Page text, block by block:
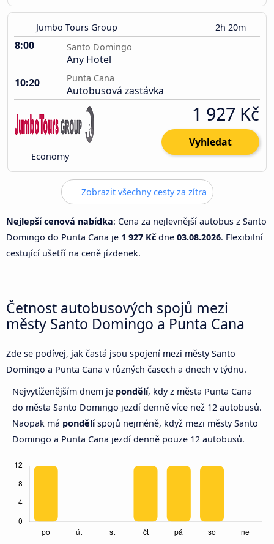
Jumbo Tours Group 2h 20m
8:00 Santo Domingo
Any Hotel
10:20
Punta Cana
Autobusová zastávka
Economy
1 927 Kč
Vyhledat
Zobrazit všechny cesty za zítra
Nejlepší cenová nabídka: Cena za nejlevnější autobus z Santo
Domingo do Punta Cana je 1 927 Kč dne 03.08.2026. Flexibilní
cestující ušetří na ceně jízdenek.
Četnost autobusových spojů mezi
městy Santo Domingo a Punta Cana
Zde se podívej, jak častá jsou spojení mezi městy Santo
Domingo a Punta Cana v různých časech a dnech v týdnu.
Nejvytíženějším dnem je pondělí, kdy z města Punta Cana
do města Santo Domingo jezdí denně více než 12 autobusů.
Naopak má pondělíspojů nejméně, když mezi městy Santo
Domingo a Punta Cana jezdí denně pouze 12 autobusů.